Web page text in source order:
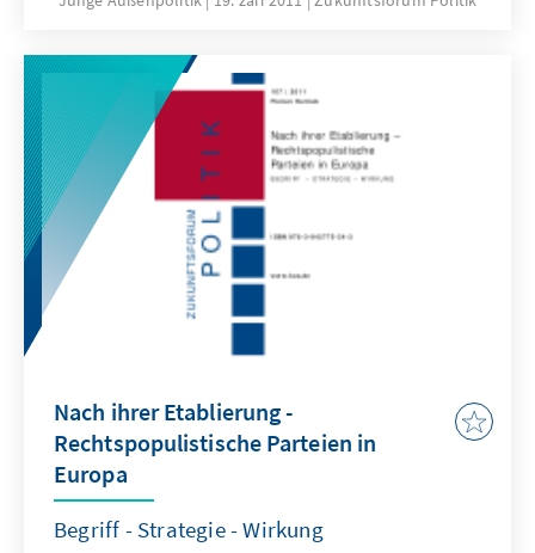
die Mitglieder des Arbeitskreises Junge
Außenpolitiker eine Einschätzung der
globalen Lage und schlagen konkrete
Handlungsempfehlungen für die deutsche
Politik vor.
Nach ihrer Etablierung -
Rechtspopulistische Parteien in
Europa
Begriff - Strategie - Wirkung